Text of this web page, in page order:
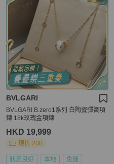
BVLGARI
BVLGARI B.zero1系列 白陶瓷彈簧項
鍊 18k玫瑰金項鍊
HKD 19,999
現折 200
狀況良好 本地 免運